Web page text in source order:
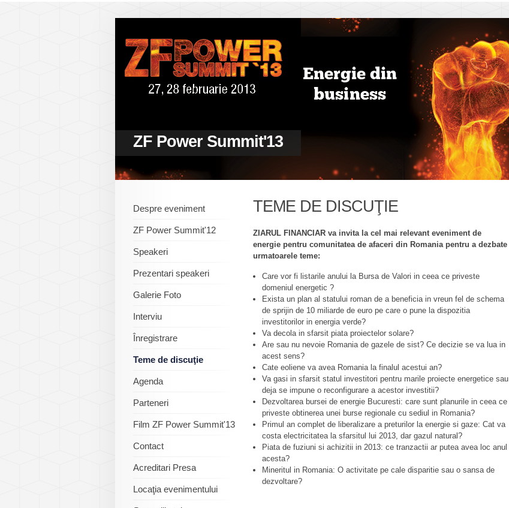
ZF Power Summit'13
Despre eveniment
ZF Power Summit'12
Speakeri
Prezentari speakeri
Galerie Foto
Interviu
Înregistrare
Teme de discuţie
Agenda
Parteneri
Film ZF Power Summit'13
Contact
Acreditari Presa
Locaţia evenimentului
TEME DE DISCUŢIE
ZIARUL FINANCIAR va invita la cel mai relevant eveniment de
energie pentru comunitatea de afaceri din Romania pentru a dezbate
urmatoarele teme:
Care vor fi listarile anului la Bursa de Valori in ceea ce priveste
domeniul energetic ?
Exista un plan al statului roman de a beneficia in vreun fel de schema
de sprijin de 10 miliarde de euro pe care o pune la dispozitia
investitorilor in energia verde?
Va decola in sfarsit piata proiectelor solare?
Are sau nu nevoie Romania de gazele de sist? Ce decizie se va lua in
acest sens?
Cate eoliene va avea Romania la finalul acestui an?
Va gasi in sfarsit statul investitori pentru marile proiecte energetice sau
deja se impune o reconfigurare a acestor investitii?
Dezvoltarea bursei de energie Bucuresti: care sunt planurile in ceea ce
priveste obtinerea unei burse regionale cu sediul in Romania?
Primul an complet de liberalizare a preturilor la energie si gaze: Cat va
costa electricitatea la sfarsitul lui 2013, dar gazul natural?
Piata de fuziuni si achizitii in 2013: ce tranzactii ar putea avea loc anul
acesta?
Mineritul in Romania: O activitate pe cale disparitie sau o sansa de
dezvoltare?